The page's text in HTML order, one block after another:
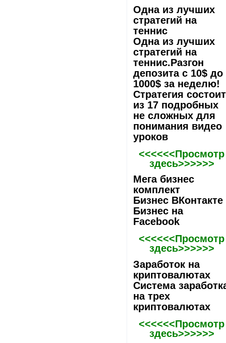
Одна из лучших
стратегий на
теннис
Одна из лучших
стратегий на
теннис.Разгон
депозита с 10$ до
1000$ за неделю!
Стратегия состоит
из 17 подробных
не сложных для
понимания видео
уроков
<<<<<<Просмотр
здесь>>>>>>
Мега бизнес
комплект
Бизнес ВКонтакте
Бизнес на
Facebook
<<<<<<Просмотр
здесь>>>>>>
Заработок на
криптовалютах
Система
на трех
криптовалютах
<<<<<<Просмотр
здесь>>>>>>